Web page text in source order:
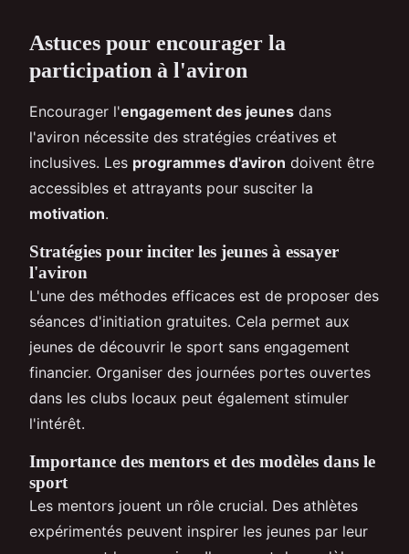
Astuces pour encourager la
participation à l'aviron
Encourager l'engagement des jeunes dans
l'aviron nécessite des stratégies créatives et
inclusives. Les programmes d'aviron doivent être
accessibles et attrayants pour susciter la
motivation.
Stratégies pour inciter les jeunes à essayer
l'aviron
L'une des méthodes efficaces est de proposer des
séances d'initiation gratuites. Cela permet aux
jeunes de découvrir le sport sans engagement
financier. Organiser des journées portes ouvertes
dans les clubs locaux peut également stimuler
l'intérêt.
Importance des mentors et des modèles dans le
sport
Les mentors jouent un rôle crucial. Des athlètes
expérimentés peuvent inspirer les jeunes par leur